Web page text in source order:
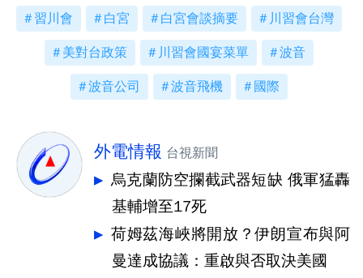
習川會 白宮 白宮會談摘要 川習會台灣
美對台政策 川習會國宴菜單 波音
波音公司 波音飛機 國際
外電情報 台視新聞
烏克蘭防空攔截武器短缺 俄軍猛轟
基輔增至17死
荷姆茲海峽將開放？伊朗宣布與阿
曼達成協議：重啟與否取決美國